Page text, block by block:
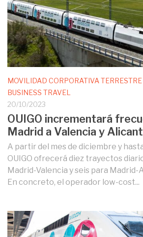
MOVILIDAD CORPORATIVA TERRESTRE
BUSINESS TRAVEL
20/10/2023
OUIGO incrementará
Madrid a Valencia y
A partir del mes de diciembre y
OUIGO ofrecerá diez trayectos
Madrid-Valencia y seis para
En concreto, el operador low-cost...